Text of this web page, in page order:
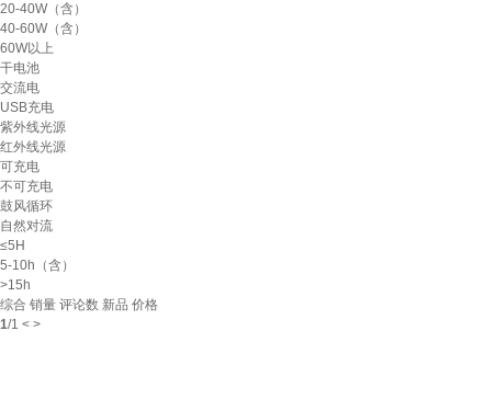
20-40W（含）
40-60W（含）
60W以上
干电池
交流电
USB充电
紫外线光源
红外线光源
可充电
不可充电
鼓风循环
自然对流
≤5H
5-10h（含）
>15h
综合 销量 评论数 新品 价格
1/1 < >